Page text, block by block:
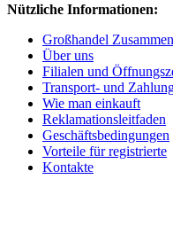
Nützliche Informationen:
Großhandel
Über uns
Filialen und
Transport- und
Wie man einkauft
Reklamationsleitfaden
Geschäftsbedingungen
Vorteile für registrierte
Kontakte